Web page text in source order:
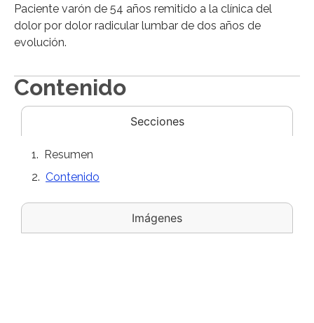
Paciente varón de 54 años remitido a la clínica del
dolor por dolor radicular lumbar de dos años de
evolución.
Contenido
Secciones
Imágenes
Resumen
Contenido